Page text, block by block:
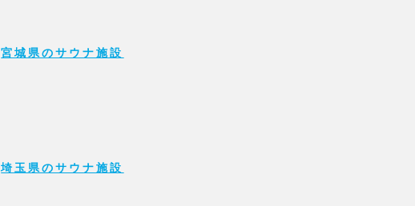
宮城県のサウナ施設
埼玉県のサウナ施設